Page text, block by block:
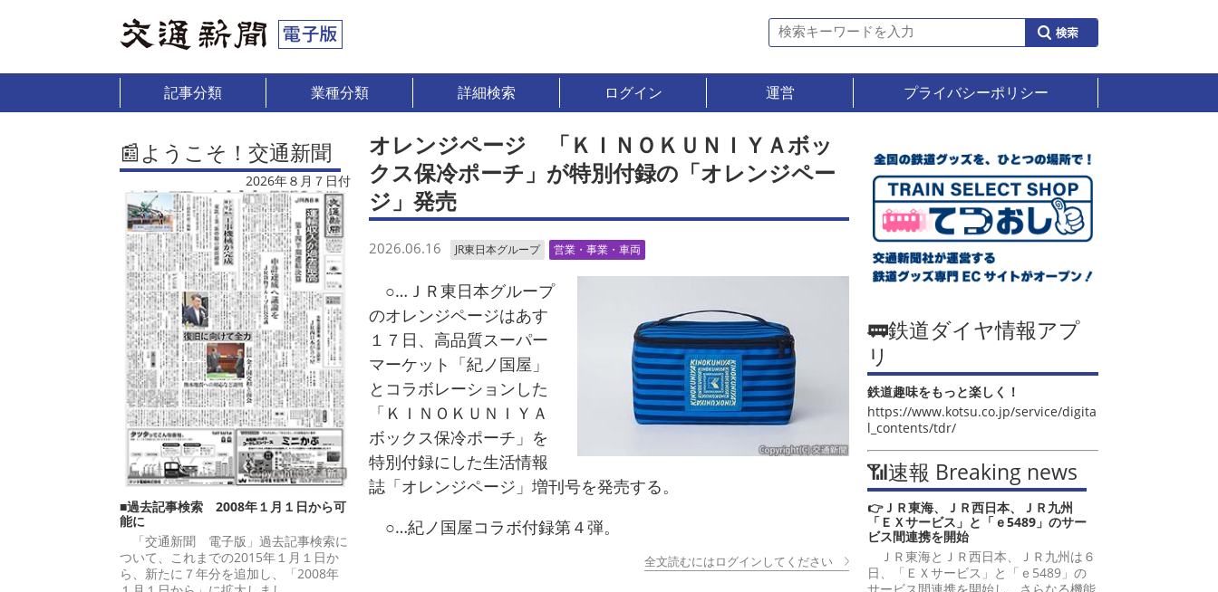
記事分類 業種分類 詳細検索 ログイン 運営 プライバシーポリシー
📰ようこそ！交通新聞
2026年８月７日付
■過去記事検索 2008年１月１日から可
能に
「交通新聞 電子版」過去記事検索に
ついて、これまでの2015年１月１日か
ら、新たに７年分を追加し、「2008年
オレンジページ 「ＫＩＮＯＫＵＮＩＹＡボッ
クス保冷ポーチ」が特別付録の「オレンジペー
ジ」発売
2026.06.16 JR東日本グループ 営業・事業・車両
○…ＪＲ東日本グループ
のオレンジページはあす
１７日、高品質スーパー
マーケット「紀ノ国屋」
とコラボレーションした
「ＫＩＮＯＫＵＮＩＹＡ
ボックス保冷ポーチ」を
特別付録にした生活情報
誌「オレンジページ」増刊号を発売する。
○…紀ノ国屋コラボ付録第４弾。
全文読むにはログインしてください
🚃鉄道ダイヤ情報アプ
リ
鉄道趣味をもっと楽しく！
https://www.kotsu.co.jp/service/digita
l_contents/tdr/
📶速報 Breaking news
👉ＪＲ東海、ＪＲ西日本、ＪＲ九州
「ＥＸサービス」と「ｅ5489」のサー
ビス間連携を開始
ＪＲ東海とＪＲ西日本、ＪＲ九州は６
日、「ＥＸサービス」と「ｅ5489」の